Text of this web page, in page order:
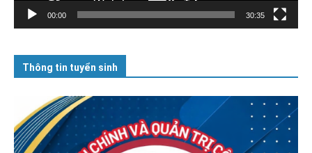
00:00 30:35
Thông tin tuyển sinh